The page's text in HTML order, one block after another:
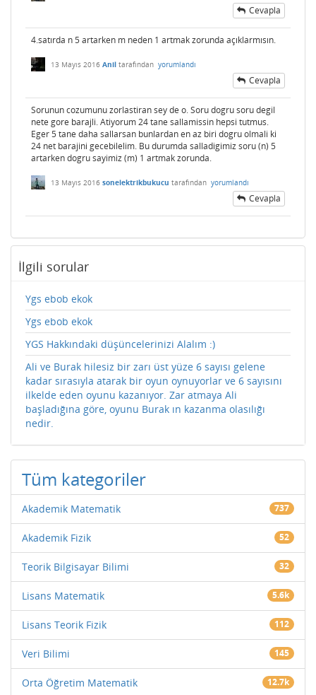
Cevapla
4.satırda n 5 artarken m neden 1 artmak zorunda açıklarmısın.
13 Mayıs 2016 Anil tarafından yorumlandı
Cevapla
Sorunun cozumunu zorlastiran sey de o. Soru dogru soru degil
nete gore barajli. Atiyorum 24 tane sallamissin hepsi tutmus.
Eger 5 tane daha sallarsan bunlardan en az biri dogru olmali ki
24 net barajini gecebilelim. Bu durumda salladigimiz soru (n) 5
artarken dogru sayimiz (m) 1 artmak zorunda.
13 Mayıs 2016 sonelektrikbukucu tarafından yorumlandı
Cevapla
İlgili sorular
Ygs ebob ekok
Ygs ebob ekok
YGS Hakkındaki düşüncelerinizi Alalım :)
Ali ve Burak hilesiz bir zarı üst yüze 6 sayısı gelene
kadar sırasıyla atarak bir oyun oynuyorlar ve 6 sayısını
ilkelde eden oyunu kazanıyor. Zar atmaya Ali
başladığına göre, oyunu Burak ın kazanma olasılığı
nedir.
Tüm kategoriler
Akademik Matematik 737
Akademik Fizik 52
Teorik Bilgisayar Bilimi 32
Lisans Matematik 5.6k
Lisans Teorik Fizik 112
Veri Bilimi 145
Orta Öğretim Matematik 12.7k